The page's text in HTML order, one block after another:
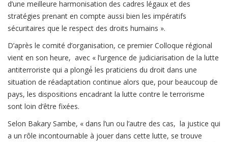
d’une meilleure harmonisation des cadres légaux et des
stratégies prenant en compte aussi bien les impératifs
sécuritaires que le respect des droits humains ».
D’après le comité d’organisation, ce premier Colloque régional
vient en son heure, avec « l’urgence de judiciarisation de la lutte
antiterroriste qui a plongé́ les praticiens du droit dans une
situation de réadaptation continue alors que, pour beaucoup de
pays, les dispositions encadrant la lutte contre le terrorisme
sont loin d’être fixées.
Selon Bakary Sambe, « dans l’un ou l’autre des cas, la justice qui
a un rôle incontournable à jouer dans cette lutte, se trouve